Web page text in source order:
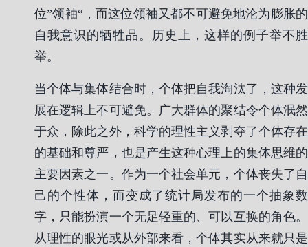
位”领袖“，而这位领袖又都不可避免地沦为膨胀的
自我意识的牺牲品。历史上，这样的例子举不胜
举。
当个体与集体结合时，个体把自我淘汰了，这种发
展在逻辑上不可避免。广大群体的聚结令个体泯然
于众，除此之外，科学的理性主义剥夺了个体存在
的基础和尊严，也是产生这种心理上的集体思维的
主要因素之一。作为一个社会单元，个体丧失了自
己的个性体，而变成了统计局发布的一个抽象数
字，只能扮演一个无足轻重的、可以互换的角色。
从理性的眼光或从外部来看，个体其实从来就只是